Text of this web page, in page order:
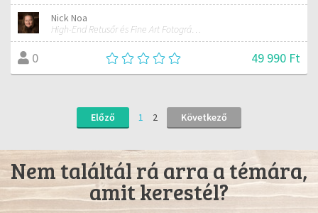
Nick Noa
High-End Retusőr és Fine Art Fotográfus
0 49 990 Ft
Előző 1 2 Következő
Nem találtál rá arra a témára,
amit kerestél?